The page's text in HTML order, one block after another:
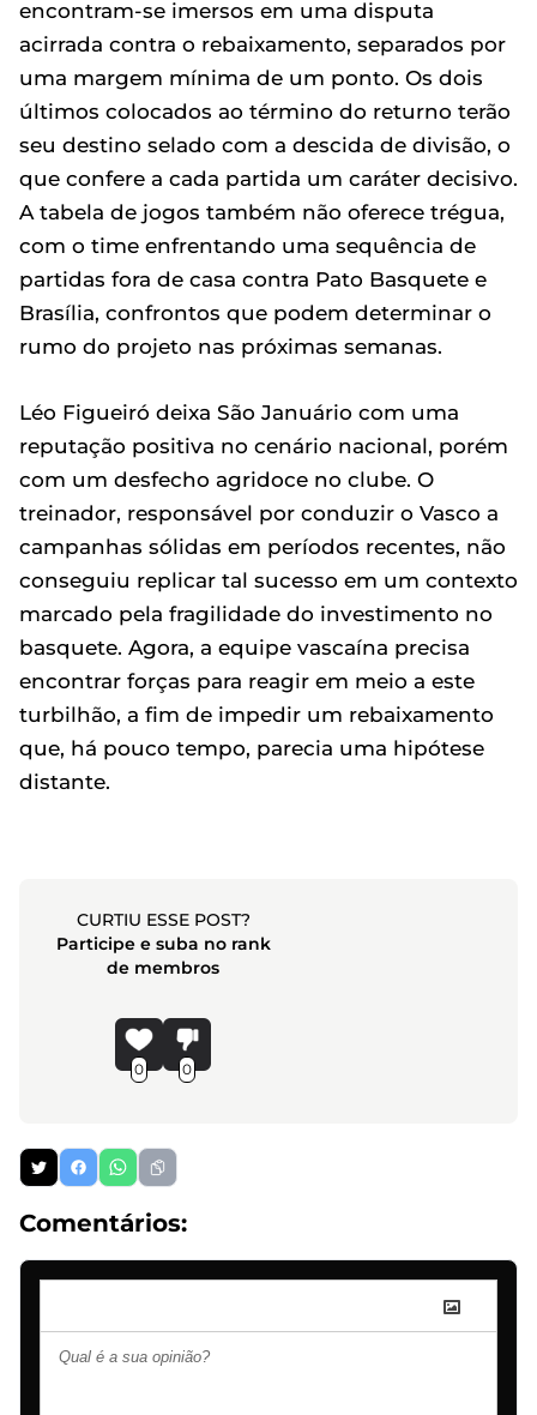
encontram-se imersos em uma disputa
acirrada contra o rebaixamento, separados por
uma margem mínima de um ponto. Os dois
últimos colocados ao término do returno terão
seu destino selado com a descida de divisão, o
que confere a cada partida um caráter decisivo.
A tabela de jogos também não oferece trégua,
com o time enfrentando uma sequência de
partidas fora de casa contra Pato Basquete e
Brasília, confrontos que podem determinar o
rumo do projeto nas próximas semanas.
Léo Figueiró deixa São Januário com uma
reputação positiva no cenário nacional, porém
com um desfecho agridoce no clube. O
treinador, responsável por conduzir o Vasco a
campanhas sólidas em períodos recentes, não
conseguiu replicar tal sucesso em um contexto
marcado pela fragilidade do investimento no
basquete. Agora, a equipe vascaína precisa
encontrar forças para reagir em meio a este
turbilhão, a fim de impedir um rebaixamento
que, há pouco tempo, parecia uma hipótese
distante.
CURTIU ESSE POST?
Participe e suba no rank
de membros
0 0
Comentários: